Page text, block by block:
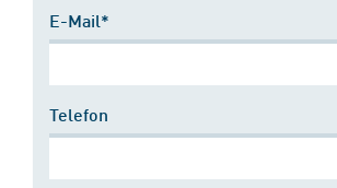
E-Mail*
Telefon